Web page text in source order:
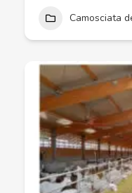
Camosciata